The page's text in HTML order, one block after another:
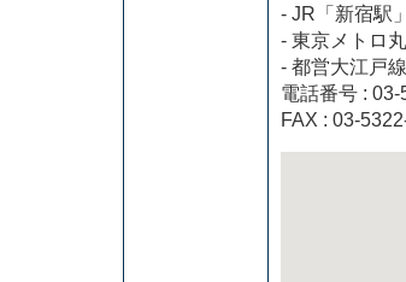
- JR「新宿駅
- 東京メトロ
- 都営大江戸
電話番号 :
FAX : 03-